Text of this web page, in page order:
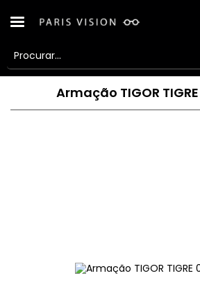
Armação TIGOR